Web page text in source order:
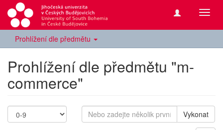
Prohlížení dle předmětu
Prohlížení dle předmětu "m-
commerce"
Vykonat